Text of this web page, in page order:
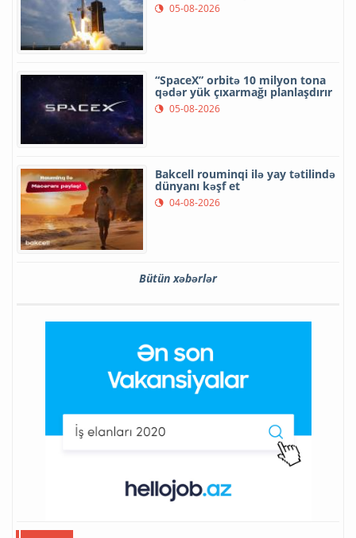
05-08-2026
“SpaceX” orbitə 10 milyon tona
qədər yük çıxarmağı planlaşdırır
05-08-2026
Bakcell rouminqi ilə yay tətilində
dünyanı kəşf et
04-08-2026
Bütün xəbərlər